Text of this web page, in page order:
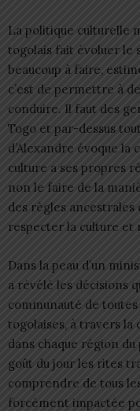
La politique culturelle
togolais fait évoluer le
beaucoup à faire,
c’est de permettre à
conduire. Il faut des
Togo et par-dessus
d’Alexandre évoque la
culture a ses propres
non le faire de la
des règles ancestrales
respecter la culture et
Dans la peau d’un
a révélé les décisions
communauté de
togolaises, à travers
dans chaque région
goût du jour les rites
comprendre de tous
forcément impactée